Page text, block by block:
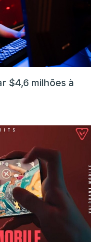
$4,6 milhões à